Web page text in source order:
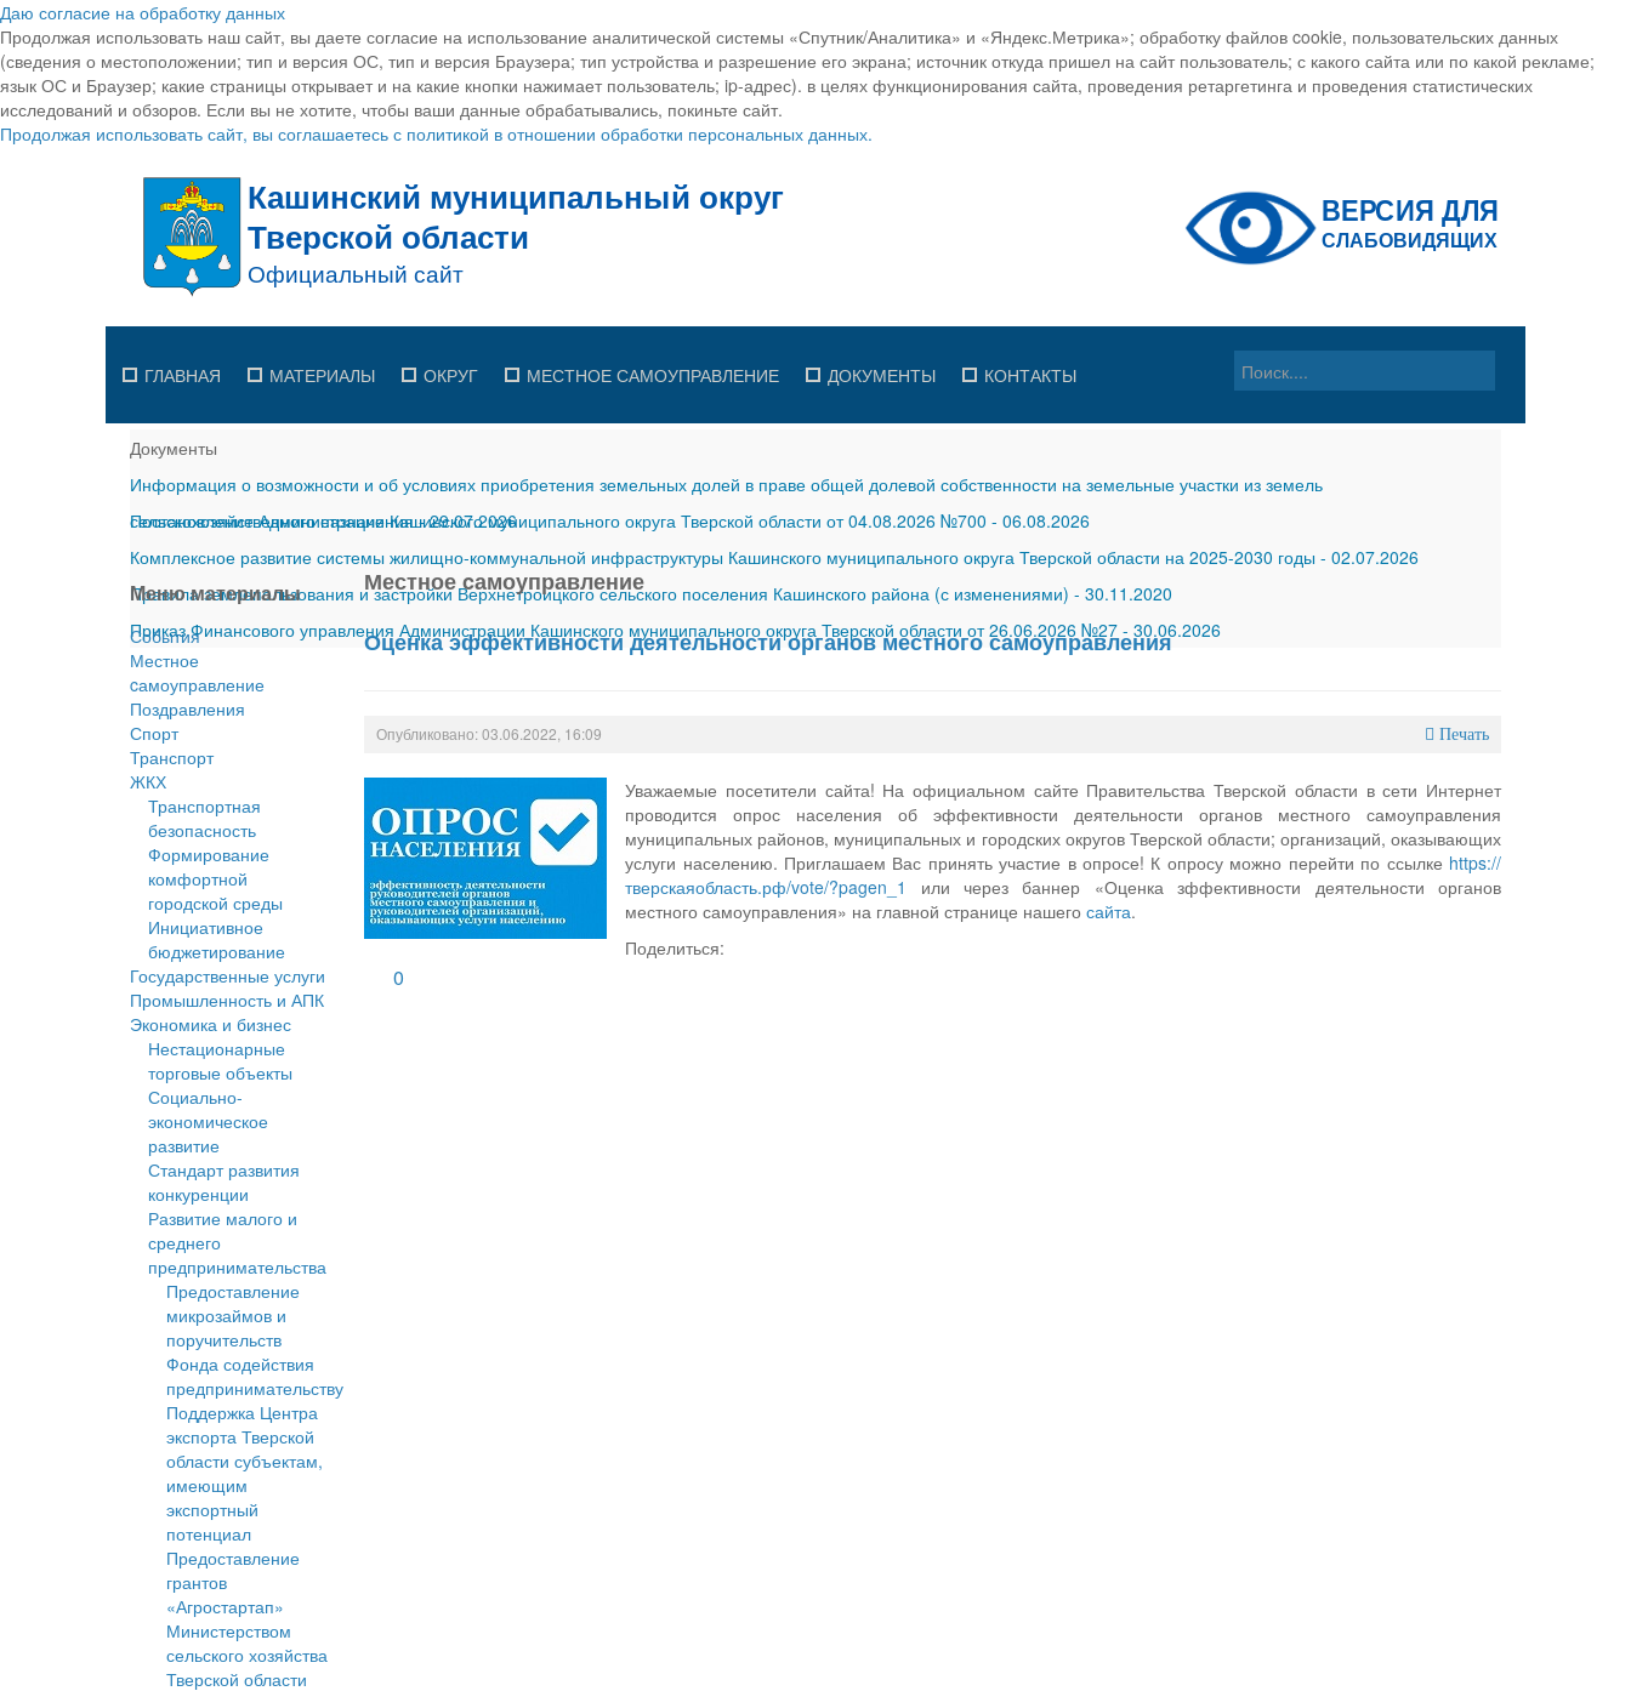
Даю согласие на обработку данных
Продолжая использовать наш сайт, вы даете согласие на использование аналитической системы «Спутник/Аналитика» и «Яндекс.Метрика»; обработку файлов cookie, пользовательских данных
(сведения о местоположении; тип и версия ОС, тип и версия Браузера; тип устройства и разрешение его экрана; источник откуда пришел на сайт пользователь; с какого сайта или по какой рекламе;
язык ОС и Браузер; какие страницы открывает и на какие кнопки нажимает пользователь; ip-адрес). в целях функционирования сайта, проведения ретаргетинга и проведения статистических
исследований и обзоров. Если вы не хотите, чтобы ваши данные обрабатывались, покиньте сайт.
Продолжая использовать сайт, вы соглашаетесь с политикой в отношении обработки персональных данных.
ГЛАВНАЯ МАТЕРИАЛЫ ОКРУГ МЕСТНОЕ САМОУПРАВЛЕНИЕ ДОКУМЕНТЫ КОНТАКТЫ
Документы
Информация о возможности и об условиях приобретения земельных долей в праве общей долевой собственности на земельные участки из земель
сельскохозяйственного назначения-29.07.2026
Постановление Администрации Кашинского муниципального округа Тверской области от 04.08.2026 №700 - 06.08.2026
Комплексное развитие системы жилищно-коммунальной инфраструктуры Кашинского муниципального округа Тверской области на 2025-2030 годы - 02.07.2026
Правила землепользования и застройки Верхнетроицкого сельского поселения Кашинского района (с изменениями) - 30.11.2020
Приказ Финансового управления Администрации Кашинского муниципального округа Тверской области от 26.06.2026 №27 - 30.06.2026
Меню материалы
События
Местное
cамоуправление
Поздравления
Спорт
Транспорт
ЖКХ
Транспортная
безопасность
Формирование
комфортной
городской среды
Инициативное
бюджетирование
Государственные услуги
Промышленность и АПК
Экономика и бизнес
Нестационарные
торговые объекты
Социально-
экономическое
развитие
Стандарт развития
конкуренции
Развитие малого и
среднего
предпринимательства
Предоставление
микрозаймов и
поручительств
Фонда содействия
предпринимательству
Поддержка Центра
экспорта Тверской
области субъектам,
имеющим
экспортный
потенциал
Предоставление
грантов
«Агростартап»
Министерством
сельского хозяйства
Тверской области
Местное cамоуправление
Оценка эффективности деятельности органов местного самоуправления
Опубликовано: 03.06.2022, 16:09 Печать
Уважаемые посетители сайта! На официальном сайте Правительства Тверской области в сети Интернет
проводится опрос населения об эффективности деятельности органов местного самоуправления
муниципальных районов, муниципальных и городских округов Тверской области; организаций, оказывающих
услуги населению. Приглашаем Вас принять участие в опросе! К опросу можно перейти по ссылке https://
тверскаяобласть.рф/vote/?pagen_1
или через баннер «Оценка зффективности деятельности органов
местного самоуправления» на главной странице нашегосайта.
Поделиться:
0